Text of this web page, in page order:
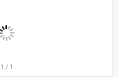
al piano
1 / 1